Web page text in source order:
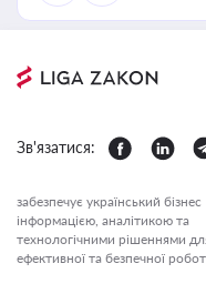
Зв'язатися:
забезпечує український бізнес
інформацією, аналітикою та
технологічними рішеннями
ефективної та безпечної